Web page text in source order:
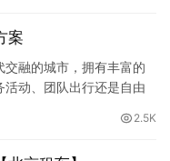
案
融的城市，拥有丰富的
动、团队出行还是自由
一、北京租车服务的类
2.5K